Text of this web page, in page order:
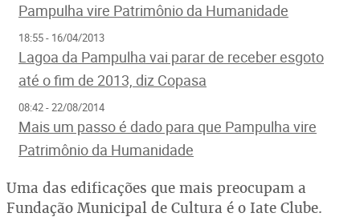
Pampulha vire Patrimônio da Humanidade
18:55 - 16/04/2013
Lagoa da Pampulha vai parar de receber esgoto
até o fim de 2013, diz Copasa
08:42 - 22/08/2014
Mais um passo é dado para que Pampulha vire
Patrimônio da Humanidade
Uma das edificações que mais preocupam a
Fundação Municipal de Cultura é o Iate Clube.